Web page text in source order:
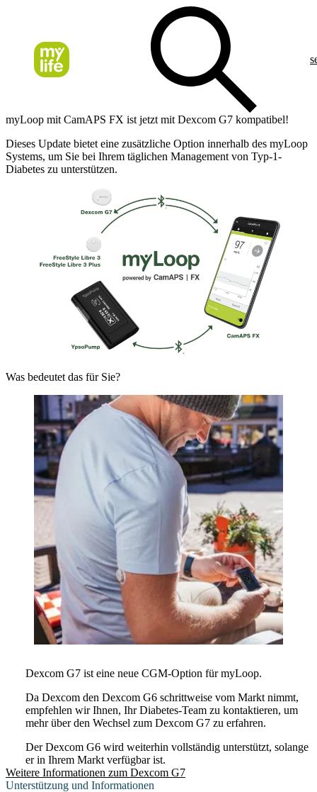
myLoop mit CamAPS FX ist jetzt mit Dexcom G7 kompatibel!
Dieses Update bietet eine zusätzliche Option innerhalb des myLoop
Systems, um Sie bei Ihrem täglichen Management von Typ-1-
Diabetes zu unterstützen.
Was bedeutet das für Sie?
Dexcom G7 ist eine neue CGM-Option für myLoop.
Da Dexcom den Dexcom G6 schrittweise vom Markt nimmt,
empfehlen wir Ihnen, Ihr Diabetes-Team zu kontaktieren, um
mehr über den Wechsel zum Dexcom G7 zu erfahren.
Der Dexcom G6 wird weiterhin vollständig unterstützt, solange
er in Ihrem Markt verfügbar ist.
Weitere Informationen zum Dexcom G7
Unterstützung und Informationen